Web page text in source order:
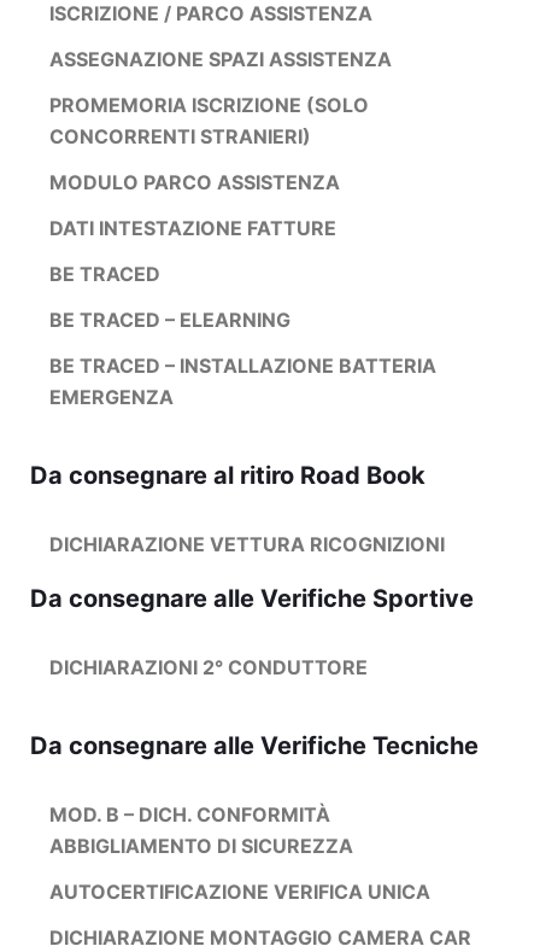
ISCRIZIONE / PARCO ASSISTENZA
ASSEGNAZIONE SPAZI ASSISTENZA
PROMEMORIA ISCRIZIONE (SOLO
CONCORRENTI STRANIERI)
MODULO PARCO ASSISTENZA
DATI INTESTAZIONE FATTURE
BE TRACED
BE TRACED – ELEARNING
BE TRACED – INSTALLAZIONE BATTERIA
EMERGENZA
Da consegnare al ritiro Road Book
DICHIARAZIONE VETTURA RICOGNIZIONI
Da consegnare alle Verifiche Sportive
DICHIARAZIONI 2° CONDUTTORE
Da consegnare alle Verifiche Tecniche
MOD. B – DICH. CONFORMITÀ
ABBIGLIAMENTO DI SICUREZZA
AUTOCERTIFICAZIONE VERIFICA UNICA
DICHIARAZIONE MONTAGGIO CAMERA CAR